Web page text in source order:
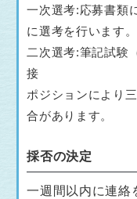
一次選考:応募書類
に選考を行います。
二次選考:筆記試験
接
ポジションにより
合があります。
採否の決定
一週間以内に連絡